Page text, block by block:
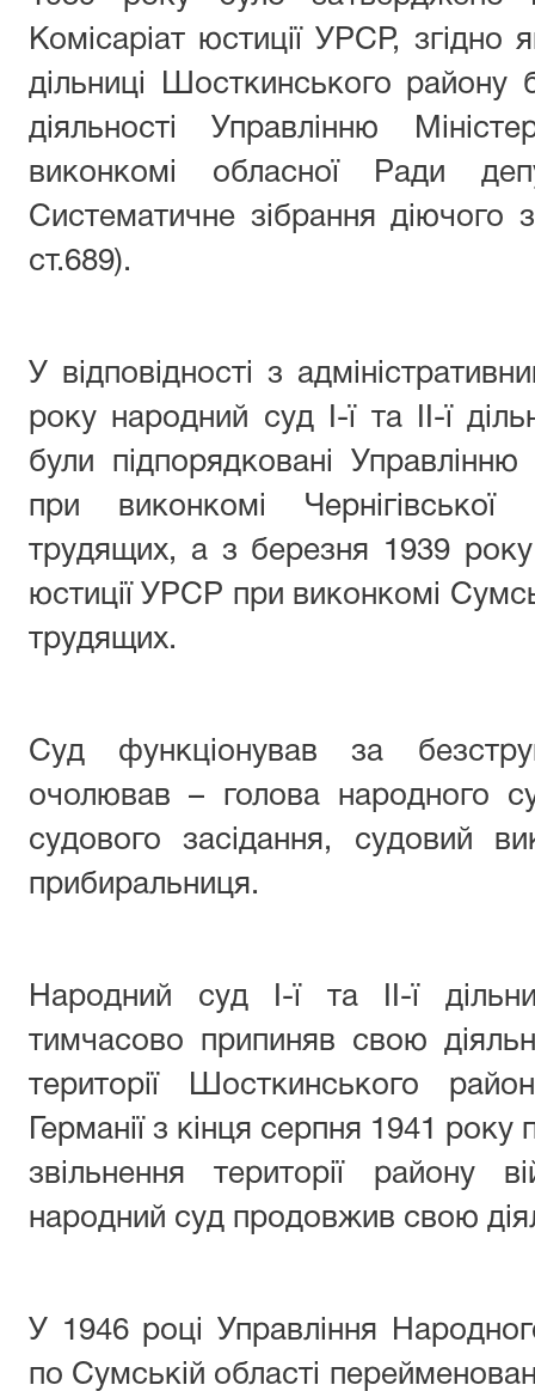
Комісаріат юстиції УРСР, згідно
дільниці Шосткинського району
діяльності Управлінню
виконкомі обласної Ради
Систематичне зібрання
ст.689).
У відповідності з
року народний суд І-ї та ІІ-ї
були підпорядковані
при виконкомі
трудящих, а з березня 1939 року
юстиції УРСР при виконкомі
трудящих.
Суд функціонував за
очолював – голова народного
судового засідання, судовий
прибиральниця.
Народний суд І-ї та ІІ-ї
тимчасово припиняв свою
території Шосткинського
Германії з кінця серпня 1941
звільнення території району
народний суд продовжив свою
У 1946 році Управління
по Сумській області